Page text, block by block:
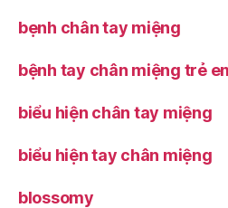
bẹnh chân tay miệng
bệnh tay chân miệng trẻ
biểu hiện chân tay miệng
biểu hiện tay chân miệng
blossomy